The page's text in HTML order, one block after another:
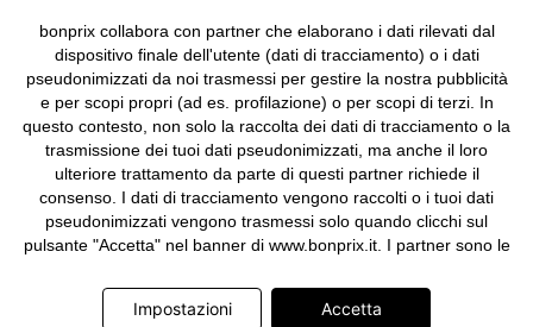
bonprix collabora con partner che elaborano i dati rilevati dal
dispositivo finale dell'utente (dati di tracciamento) o i dati
pseudonimizzati da noi trasmessi per gestire la nostra pubblicità
e per scopi propri (ad es. profilazione) o per scopi di terzi. In
questo contesto, non solo la raccolta dei dati di tracciamento o la
trasmissione dei tuoi dati pseudonimizzati, ma anche il loro
ulteriore trattamento da parte di questi partner richiede il
consenso. I dati di tracciamento vengono raccolti o i tuoi dati
pseudonimizzati vengono trasmessi solo quando clicchi sul
pulsante "Accetta" nel banner di www.bonprix.it. I partner sono le
Limited, Hurra Communications GmbH, ID5 Technology Ltd,
Meta Platforms Ireland Limited, Microsoft Ireland Operations
Impostazioni Accetta